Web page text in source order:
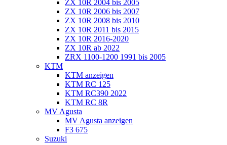
ZX 10R 2004 bis 2005
ZX 10R 2006 bis 2007
ZX 10R 2008 bis 2010
ZX 10R 2011 bis 2015
ZX 10R 2016-2020
ZX 10R ab 2022
ZRX 1100-1200 1991 bis 2005
KTM
KTM anzeigen
KTM RC 125
KTM RC390 2022
KTM RC 8R
MV Agusta
MV Agusta anzeigen
F3 675
Suzuki